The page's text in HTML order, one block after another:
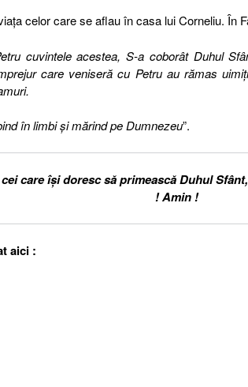
celor care se aflau în casa lui Corneliu. În
cuvintele acestea, S-a coborât Duhul
care veniseră cu Petru au rămas
în limbi şi mărind pe Dumnezeu”.
care își doresc să primească Duhul
! Amin !
aici :